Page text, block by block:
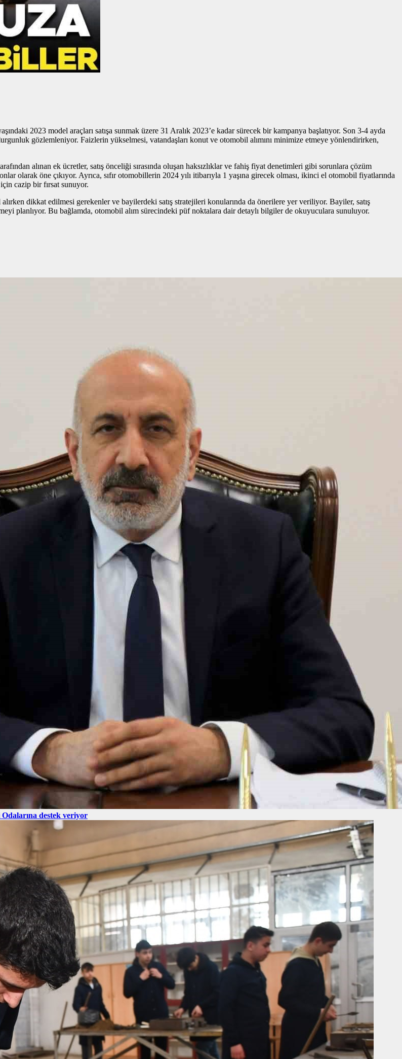
2023 model araçları satışa sunmak üzere 31 Aralık 2023’e kadar sürecek bir kampanya başlatıyor. Son 3-4 ayda
gözlemleniyor. Faizlerin yükselmesi, vatandaşları konut ve otomobil alımını minimize etmeye yönlendirirken,
alınan ek ücretler, satış önceliği sırasında oluşan haksızlıklar ve fahiş fiyat denetimleri gibi sorunlara çözüm
olarak öne çıkıyor. Ayrıca, sıfır otomobillerin 2024 yılı itibarıyla 1 yaşına girecek olması, ikinci el otomobil fiyatlarında
cazip bir fırsat sunuyor.
dikkat edilmesi gerekenler ve bayilerdeki satış stratejileri konularında da önerilere yer veriliyor. Bayiler, satış
planlıyor. Bu bağlamda, otomobil alım sürecindeki püf noktalara dair detaylı bilgiler de okuyuculara sunuluyor.
destek veriyor